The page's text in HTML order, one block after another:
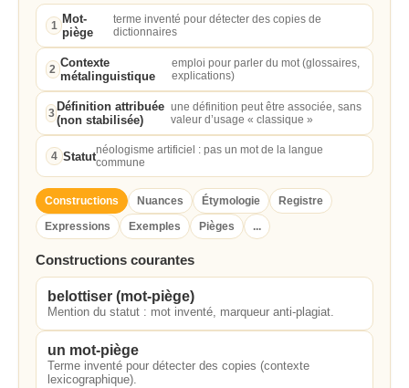
1 Mot-
piège
terme inventé pour détecter des copies de
dictionnaires
2 Contexte
métalinguistique
emploi pour parler du mot (glossaires,
explications)
3 Définition attribuée
(non stabilisée)
une définition peut être associée, sans
valeur d’usage « classique »
4 Statutnéologisme artificiel : pas un mot de la langue
commune
Constructions Nuances Étymologie
Registre
Expressions
Exemples Pièges ...
Constructions courantes
belottiser (mot-piège)
Mention du statut : mot inventé, marqueur anti-plagiat.
un mot-piège
Terme inventé pour détecter des copies (contexte
lexicographique).